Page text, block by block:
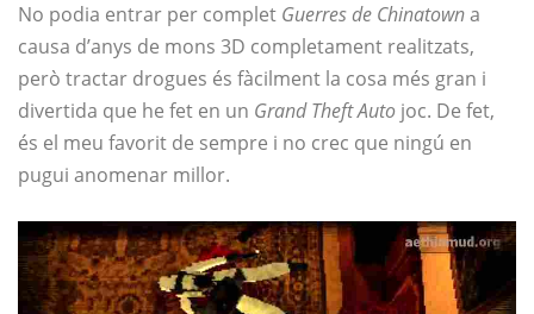
No podia entrar per complet Guerres de Chinatowna
causa d’anys de mons 3D completament realitzats,
però tractar drogues és fàcilment la cosa més gran i
divertida que he fet en un Grand Theft Auto joc. De fet,
és el meu favorit de sempre i no crec que ningú en
pugui anomenar millor.